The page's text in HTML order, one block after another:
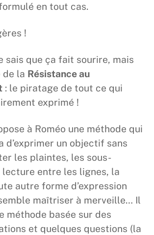
en tout cas.
!
sais que ça fait sourire, mais
de la Résistance au
: le piratage de tout ce qui
exprimé !
à Roméo une méthode qui
d’exprimer un objectif sans
les plaintes, les sous-
lecture entre les lignes, la
autre forme d’expression
maîtriser à merveille… Il
méthode basée sur des
et quelques questions (la